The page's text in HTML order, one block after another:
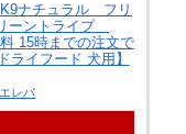
K9ナチュラル フリ
ーントライプ
15時までの注文で
ライフード 犬用】
レバ